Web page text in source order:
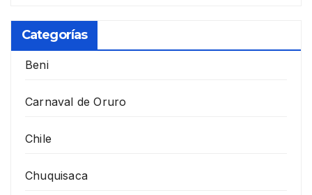
Categorías
Beni
Carnaval de Oruro
Chile
Chuquisaca